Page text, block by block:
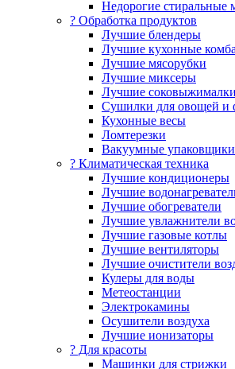
Недорогие
? Обработка продуктов
Лучшие блендеры
Лучшие кухонные
Лучшие мясорубки
Лучшие миксеры
Лучшие соковыжималки
Сушилки для овощей и
Кухонные весы
Ломтерезки
Вакуумные упаковщики
?️ Климатическая техника
Лучшие кондиционеры
Лучшие
Лучшие обогреватели
Лучшие увлажнители
Лучшие газовые котлы
Лучшие вентиляторы
Лучшие очистители
Кулеры для воды
Метеостанции
Электрокамины
Осушители воздуха
Лучшие ионизаторы
? Для красоты
Машинки для стрижки